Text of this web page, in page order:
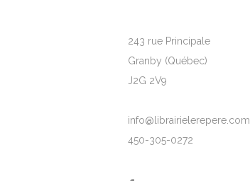
243 rue Principale
Granby (Québec)
J2G 2V9
info@librairielerepere.com
450-305-0272